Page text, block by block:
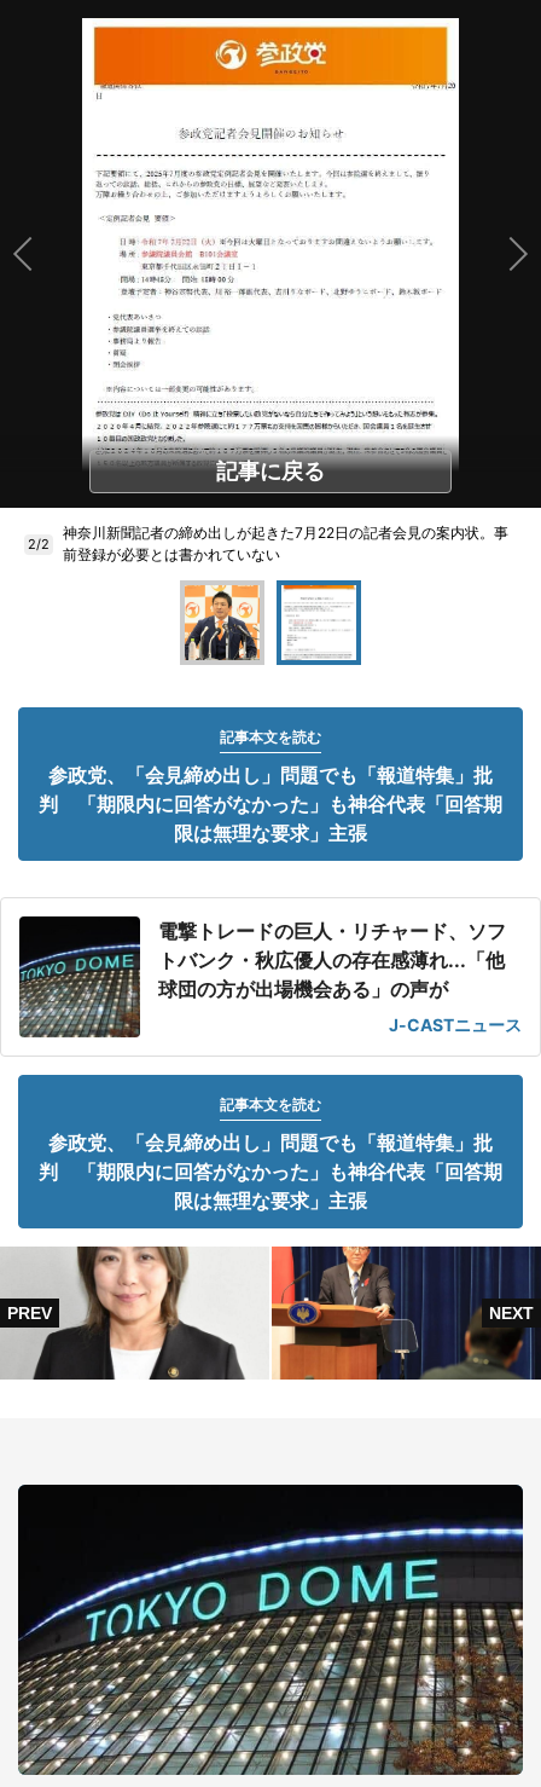
記事に戻る
2/2
神奈川新聞記者の締め出しが起きた7月22日の記者会見の案内状。事
前登録が必要とは書かれていない
記事本文を読む
参政党、「会見締め出し」問題でも「報道特集」批
判 「期限内に回答がなかった」も神谷代表「回答期
限は無理な要求」主張
電撃トレードの巨人・リチャード、ソフ
トバンク・秋広優人の存在感薄れ...「他
球団の方が出場機会ある」の声が
J-CASTニュース
記事本文を読む
参政党、「会見締め出し」問題でも「報道特集」批
判 「期限内に回答がなかった」も神谷代表「回答期
限は無理な要求」主張